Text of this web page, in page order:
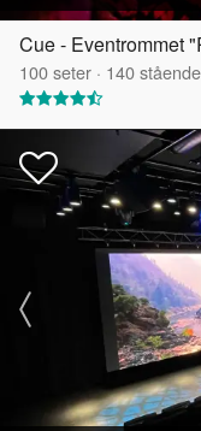
Cue - Eventrommet
100seter · 140stående